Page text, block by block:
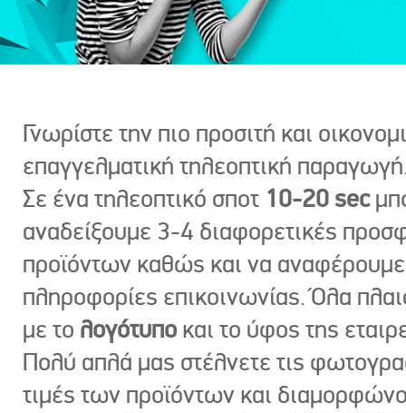
Γνωρίστε την πιο προσιτή και
επαγγελματική τηλεοπτική
Σε ένα τηλεοπτικό σποτ 10-20 sec
αναδείξουμε 3-4 διαφορετικές
προϊόντων καθώς και να
πληροφορίες επικοινωνίας. Όλα
με το λογότυπο και το ύφος της
Πολύ απλά μας στέλνετε τις
τιμές των προϊόντων και